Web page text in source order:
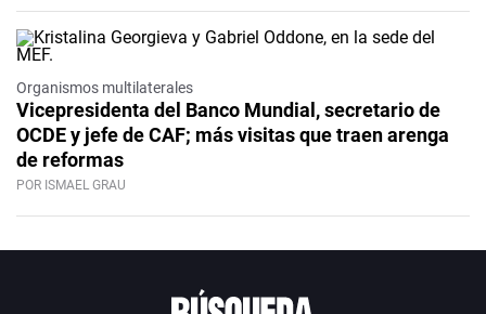
Organismos multilaterales
Vicepresidenta del Banco Mundial, secretario de
OCDE y jefe de CAF; más visitas que traen arenga
de reformas
POR ISMAEL GRAU